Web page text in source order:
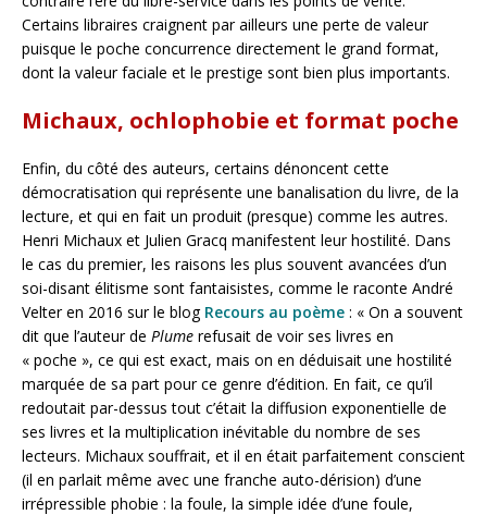
Certains libraires craignent par ailleurs une perte de valeur
puisque le poche concurrence directement le grand format,
dont la valeur faciale et le prestige sont bien plus importants.
Michaux, ochlophobie et format poche
Enfin, du côté des auteurs, certains dénoncent cette
démocratisation qui représente une banalisation du livre, de la
lecture, et qui en fait un produit (presque) comme les autres.
Henri Michaux et Julien Gracq manifestent leur hostilité. Dans
le cas du premier, les raisons les plus souvent avancées d’un
soi-disant élitisme sont fantaisistes, comme le raconte André
Velter en 2016 sur le blog Recours au poème : « On a souvent
dit que l’auteur de Plume refusait de voir ses livres en
« poche », ce qui est exact, mais on en déduisait une hostilité
marquée de sa part pour ce genre d’édition. En fait, ce qu’il
redoutait par-dessus tout c’était la diffusion exponentielle de
ses livres et la multiplication inévitable du nombre de ses
lecteurs. Michaux souffrait, et il en était parfaitement conscient
(il en parlait même avec une franche auto-dérision) d’une
irrépressible phobie : la foule, la simple idée d’une foule,